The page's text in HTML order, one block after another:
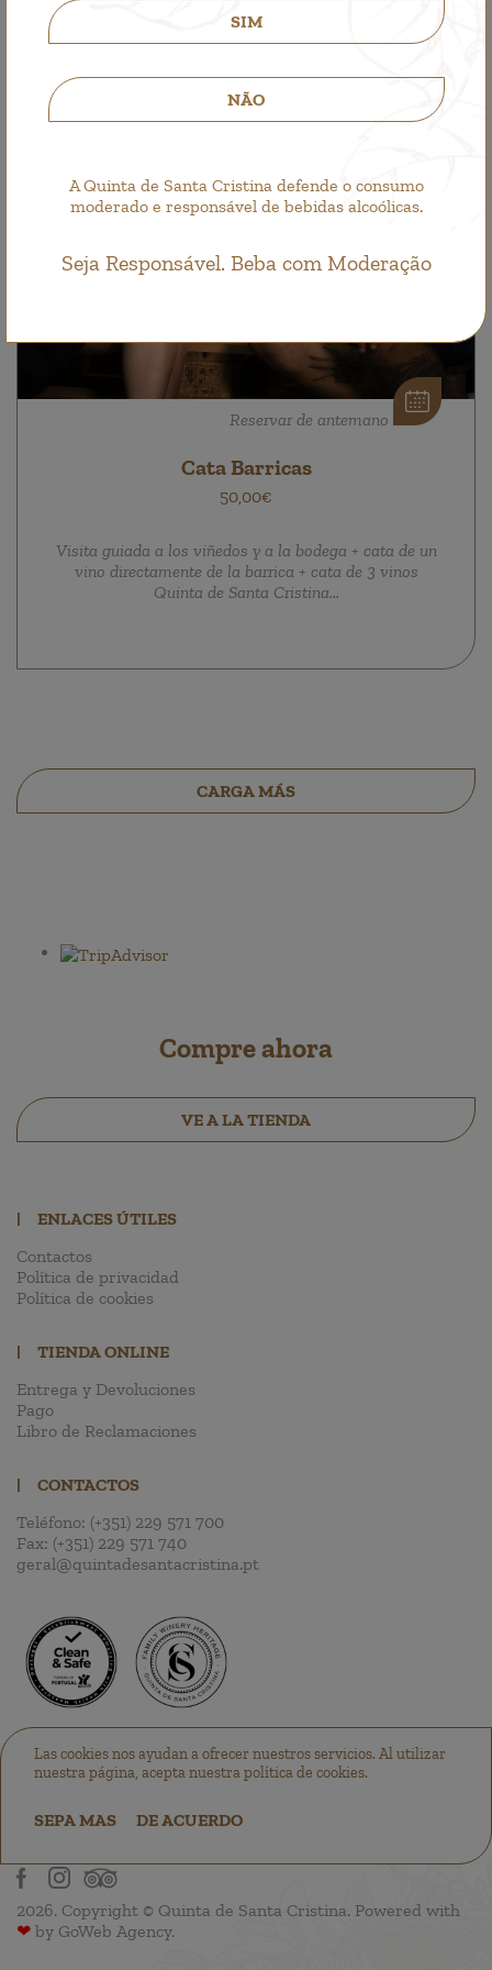
SIM
NÃO
A Quinta de Santa Cristina defende o consumo
moderado e responsável de bebidas alcoólicas.
Seja Responsável. Beba com Moderação
Las cookies nos ayudan a ofrecer nuestros servicios. Al utilizar
nuestra página, acepta nuestra política de cookies.
SEPA MAS DE ACUERDO
Reservar de antemano
Cata Barricas
50,00€
Visita guiada a los viñedos y a la bodega + cata de un
vino directamente de la barrica + cata de 3 vinos
Quinta de Santa Cristina...
CARGA MÁS
Compre ahora
VE A LA TIENDA
|
ENLACES ÚTILES
Contactos
Política de privacidad
Política de cookies
|
TIENDA ONLINE
Entrega y Devoluciones
Pago
Libro de Reclamaciones
|
CONTACTOS
Teléfono: (+351) 229 571 700
Fax: (+351) 229 571 740
geral@quintadesantacristina.pt
2026. Copyright © Quinta de Santa Cristina. Powered with
❤ by GoWeb Agency.